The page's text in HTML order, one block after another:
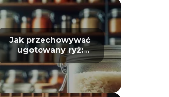
Jak przechowywać
ugotowany ryż:
Unikaj zepsucia